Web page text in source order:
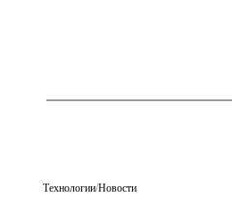
Технологии/Новости